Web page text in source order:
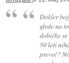
Dokler
glede na
dobičke
50 leti
preveč?